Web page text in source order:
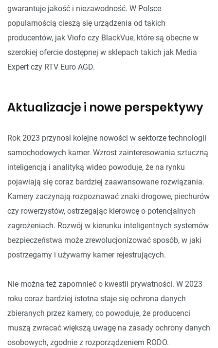
gwarantuje jakość i niezawodność. W Polsce
popularnością cieszą się urządzenia od takich
producentów, jak Viofo czy BlackVue, które są obecne w
szerokiej ofercie dostępnej w sklepach takich jak Media
Expert czy RTV Euro AGD.
Aktualizacje i nowe perspektywy
Rok 2023 przynosi kolejne nowości w sektorze technologii
samochodowych kamer. Wzrost zainteresowania sztuczną
inteligencją i analityką wideo powoduje, że na rynku
pojawiają się coraz bardziej zaawansowane rozwiązania.
Kamery zaczynają rozpoznawać znaki drogowe, piechurów
czy rowerzystów, ostrzegając kierowcę o potencjalnych
zagrożeniach. Rozwój w kierunku inteligentnych systemów
bezpieczeństwa może zrewolucjonizować sposób, w jaki
postrzegamy i używamy kamer rejestrujących.
Nie można też zapomnieć o kwestii prywatności. W 2023
roku coraz bardziej istotna staje się ochrona danych
zbieranych przez kamery, co powoduje, że producenci
muszą zwracać większą uwagę na zasady ochrony danych
osobowych, zgodnie z rozporządzeniem RODO.